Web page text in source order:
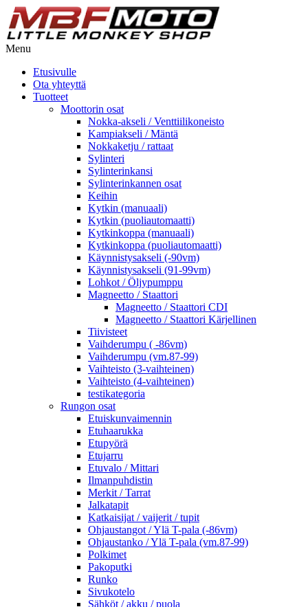
Menu
Etusivulle
Ota yhteyttä
Tuotteet
Moottorin osat
Nokka-akseli / Venttiilikoneisto
Kampiakseli / Mäntä
Nokkaketju / rattaat
Sylinteri
Sylinterinkansi
Sylinterinkannen osat
Keihin
Kytkin (manuaali)
Kytkin (puoliautomaatti)
Kytkinkoppa (manuaali)
Kytkinkoppa (puoliautomaatti)
Käynnistysakseli (-90vm)
Käynnistysakseli (91-99vm)
Lohkot / Öljypumppu
Magneetto / Staattori
Magneetto / Staattori CDI
Magneetto / Staattori Kärjellinen
Tiivisteet
Vaihderumpu ( -86vm)
Vaihderumpu (vm.87-99)
Vaihteisto (3-vaihteinen)
Vaihteisto (4-vaihteinen)
testikategoria
Rungon osat
Etuiskunvaimennin
Etuhaarukka
Etupyörä
Etujarru
Etuvalo / Mittari
Ilmanpuhdistin
Merkit / Tarrat
Jalkatapit
Katkaisijat / vaijerit / tupit
Ohjaustangot / Ylä T-pala (-86vm)
Ohjaustanko / Ylä T-pala (vm.87-99)
Polkimet
Pakoputki
Runko
Sivukotelo
Sähköt / akku / puola